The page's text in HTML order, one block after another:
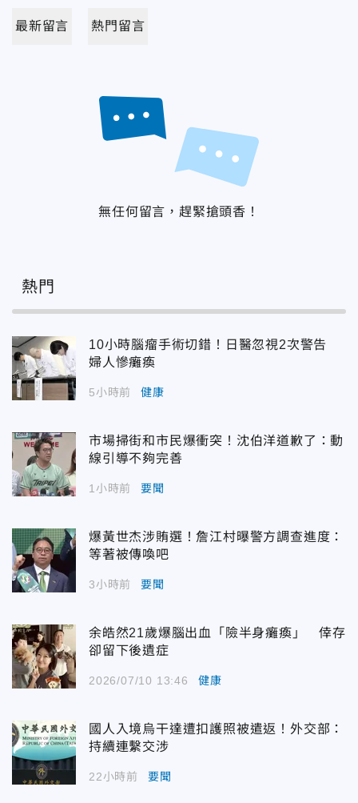
最新留言 熱門留言
無任何留言，趕緊搶頭香！
熱門
10小時腦瘤手術切錯！日醫忽視2次警告
婦人慘癱瘓
5小時前 健康
市場掃街和市民爆衝突！沈伯洋道歉了：動
線引導不夠完善
1小時前 要聞
爆黃世杰涉賄選！詹江村曝警方調查進度：
等著被傳喚吧
3小時前 要聞
余皓然21歲爆腦出血「險半身癱瘓」 倖存
卻留下後遺症
2026/07/10 13:46 健康
國人入境烏干達遭扣護照被遣返！外交部：
持續連繫交涉
22小時前 要聞